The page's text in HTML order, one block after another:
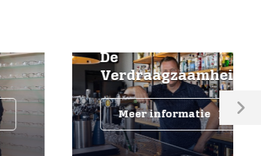
De
Verdraagzaamheid
Meer informatie